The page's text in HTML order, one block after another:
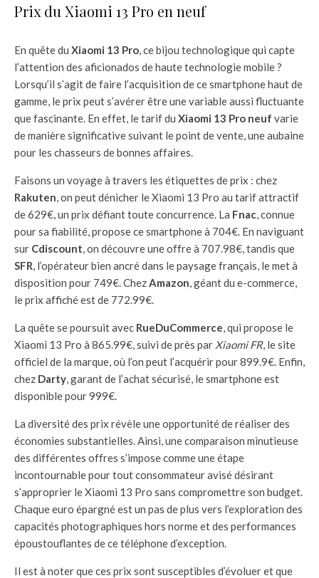
Prix du Xiaomi 13 Pro en neuf
En quête du Xiaomi 13 Pro, ce bijou technologique qui capte
l’attention des aficionados de haute technologie mobile ?
Lorsqu’il s’agit de faire l’acquisition de ce smartphone haut de
gamme, le prix peut s’avérer être une variable aussi fluctuante
que fascinante. En effet, le tarif du Xiaomi 13 Pro neuf varie
de manière significative suivant le point de vente, une aubaine
pour les chasseurs de bonnes affaires.
Faisons un voyage à travers les étiquettes de prix : chez
Rakuten, on peut dénicher le Xiaomi 13 Pro au tarif attractif
de 629€, un prix défiant toute concurrence. La Fnac, connue
pour sa fiabilité, propose ce smartphone à 704€. En naviguant
sur Cdiscount, on découvre une offre à 707.98€, tandis que
SFR, l’opérateur bien ancré dans le paysage français, le met à
disposition pour 749€. ChezAmazon, géant du e-commerce,
le prix affiché est de 772.99€.
La quête se poursuit avec RueDuCommerce, qui propose le
Xiaomi 13 Pro à 865.99€, suivi de près par Xiaomi FR, le site
officiel de la marque, où l’on peut l’acquérir pour 899.9€. Enfin,
chez Darty, garant de l’achat sécurisé, le smartphone est
disponible pour 999€.
La diversité des prix révèle une opportunité de réaliser des
économies substantielles. Ainsi, une comparaison minutieuse
des différentes offres s’impose comme une étape
incontournable pour tout consommateur avisé désirant
s’approprier le Xiaomi 13 Pro sans compromettre son budget.
Chaque euro épargné est un pas de plus vers l’exploration des
capacités photographiques hors norme et des performances
époustouflantes de ce téléphone d’exception.
Il est à noter que ces prix sont susceptibles d’évoluer et que